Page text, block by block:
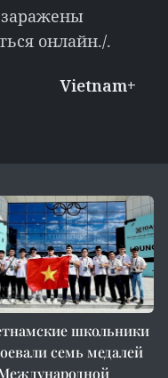
онлайн./.
Vietnam+
школьники
семь медалей